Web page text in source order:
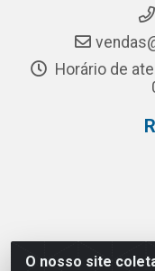
O nosso site
Horário de